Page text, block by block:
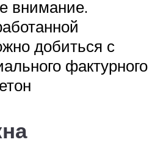
внимание.
добиться с
фактурного